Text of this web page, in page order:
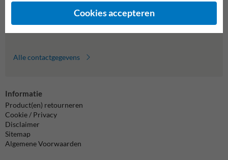
info@trafficsupply.nl
Alle contactgegevens
Informatie
Product(en) retourneren
Cookie / Privacy
Disclaimer
Sitemap
Algemene Voorwaarden
Cookies accepteren